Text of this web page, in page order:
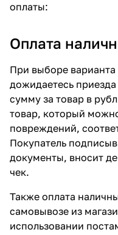
оплаты:
Оплата
При выборе
дожидаетесь
сумму за товар в
товар, который
повреждений,
Покупатель
документы, вносит
чек.
Также оплата
самовывозе из
использовании